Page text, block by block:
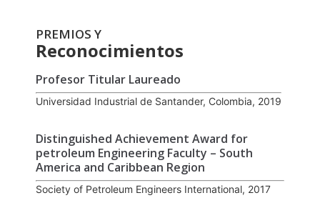
PREMIOS Y
Reconocimientos
Profesor Titular Laureado
Universidad Industrial de Santander, Colombia, 2019
Distinguished Achievement Award for
petroleum Engineering Faculty – South
America and Caribbean Region
Society of Petroleum Engineers International, 2017